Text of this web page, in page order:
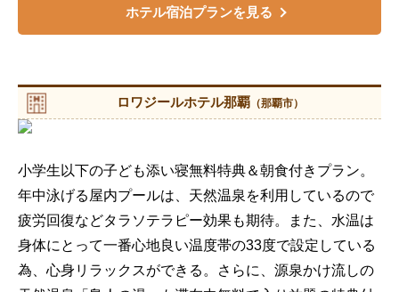
ホテル宿泊プランを見る
ロワジールホテル那覇 （那覇市）
小学生以下の子ども添い寝無料特典＆朝食付きプラン。
年中泳げる屋内プールは、天然温泉を利用しているので
疲労回復などタラソテラピー効果も期待。また、水温は
身体にとって一番心地良い温度帯の33度で設定している
為、心身リラックスができる。さらに、源泉かけ流しの